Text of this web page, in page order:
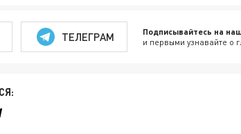
ТЕЛЕГРАМ Подписывайтесь на
и первыми узнавайте о